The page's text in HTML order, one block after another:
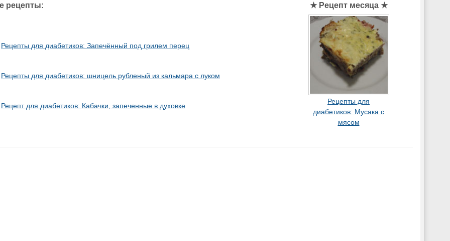
рецепты: ★ Рецепт месяца ★
Рецепты для диабетиков: Запечённый под грилем перец
Рецепты для диабетиков: шницель рубленый из кальмара с луком
Рецепт для диабетиков: Кабачки, запеченные в духовке
Рецепты для
диабетиков: Мусака с
мясом